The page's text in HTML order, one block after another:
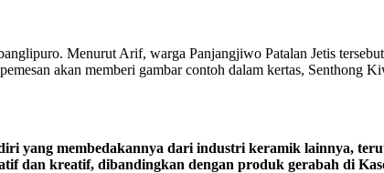
Menurut Arif, warga Panjangjiwo Patalan Jetis
akan memberi gambar contoh dalam kertas, Senthong
yang membedakannya dari industri keramik lainnya,
dan kreatif, dibandingkan dengan produk gerabah di